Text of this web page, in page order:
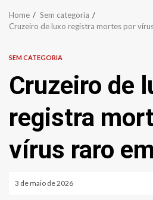
Home
Sem categoria
Cruzeiro de luxo registra mortes por
SEM CATEGORIA
Cruzeiro de
registra
vírus raro
3 de maio de 2026